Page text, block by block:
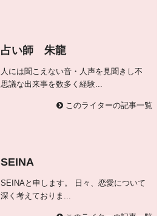
占い師 朱龍
人には聞こえない音・人声を見聞きし不
思議な出来事を数多く経験...
このライターの記事一覧
SEINA
SEINAと申します。 日々、恋愛について
深く考えておりま...